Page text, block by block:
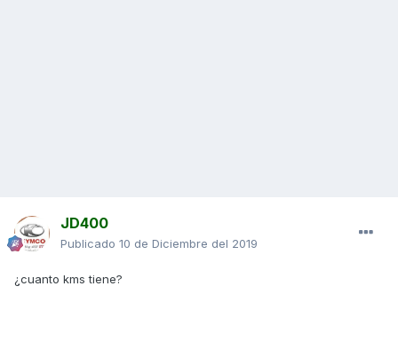
JD400
Publicado 10 de Diciembre del 2019
¿cuanto kms tiene?